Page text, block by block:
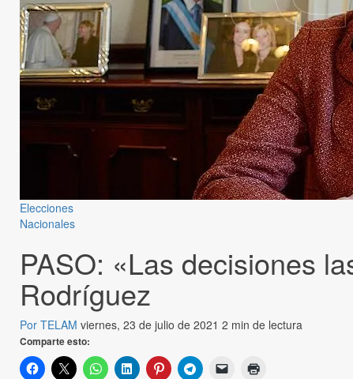
Elecciones
Nacionales
PASO: «Las decisiones
Rodríguez
Por TELAM viernes, 23 de julio de 2021 2 min de lectura
Comparte esto: